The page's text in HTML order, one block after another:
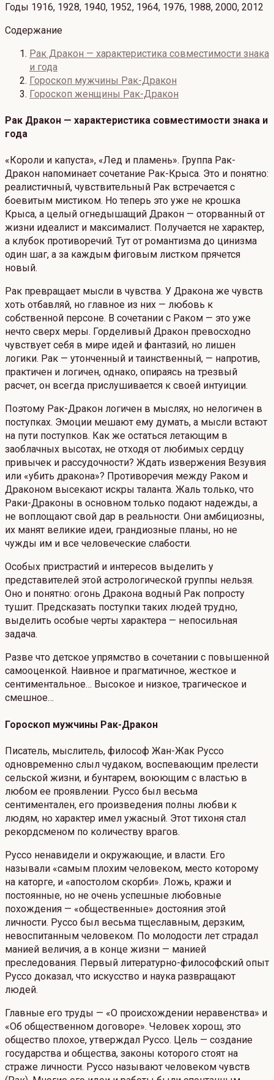
Годы 1916, 1928, 1940, 1952, 1964, 1976, 1988, 2000, 2012
Содержание
Рак Дракон — характеристика совместимости знака
и года
Гороскоп мужчины Рак-Дракон
Гороскоп женщины Рак-Дракон
Рак Дракон — характеристика совместимости знака и
года
«Короли и капуста», «Лед и пламень». Группа Рак-
Дракон напоминает сочетание Рак-Крыса. Это и понятно:
реалистичный, чувствительный Рак встречается с
боевитым мистиком. Но теперь это уже не крошка
Крыса, а целый огнедышащий Дракон — оторванный от
жизни идеалист и максималист. Получается не характер,
а клубок противоречий. Тут от романтизма до цинизма
один шаг, а за каждым фиговым листком прячется
новый.
Рак превращает мысли в чувства. У Дракона же чувств
хоть отбавляй, но главное из них — любовь к
собственной персоне. В сочетании с Раком — это уже
нечто сверх меры. Горделивый Дракон превосходно
чувствует себя в мире идей и фантазий, но лишен
логики. Рак — утонченный и таинственный, — напротив,
практичен и логичен, однако, опираясь на трезвый
расчет, он всегда прислушивается к своей интуиции.
Поэтому Рак-Дракон логичен в мыслях, но нелогичен в
поступках. Эмоции мешают ему думать, а мысли встают
на пути поступков. Как же остаться летающим в
заоблачных высотах, не отходя от любимых сердцу
привычек и рассудочности? Ждать извержения Везувия
или «убить дракона»? Противоречия между Раком и
Драконом высекают искры таланта. Жаль только, что
Раки-Драконы в основном только подают надежды, а
не воплощают свой дар в реальности. Они амбициозны,
их манят великие идеи, грандиозные планы, но не
чужды им и все человеческие слабости.
Особых пристрастий и интересов выделить у
представителей этой астрологической группы нельзя.
Оно и понятно: огонь Дракона водный Рак попросту
тушит. Предсказать поступки таких людей трудно,
выделить особые черты характера — непосильная
задача.
Разве что детское упрямство в сочетании с повышенной
самооценкой. Наивное и прагматичное, жесткое и
сентиментальное… Высокое и низкое, трагическое и
смешное…
Гороскоп мужчины Рак-Дракон
Писатель, мыслитель, философ Жан-Жак Руссо
одновременно слыл чудаком, воспевающим прелести
сельской жизни, и бунтарем, воюющим с властью в
любом ее проявлении. Руссо был весьма
сентиментален, его произведения полны любви к
людям, но характер имел ужасный. Этот тихоня стал
рекордсменом по количеству врагов.
Руссо ненавидели и окружающие, и власти. Его
называли «самым плохим человеком, место которому
на каторге, и «апостолом скорби». Ложь, кражи и
постоянные, но не очень успешные любовные
похождения — «общественные» достояния этой
личности. Руссо был весьма тщеславным, дерзким,
невоспитанным человеком. По молодости лет страдал
манией величия, а в конце жизни — манией
преследования. Первый литературно-философский опыт
Руссо доказал, что искусство и наука развращают
людей.
Главные его труды — «О происхождении неравенства» и
«Об общественном договоре». Человек хорош, это
общество плохое, утверждал Руссо. Цель — создание
государства и общества, законы которого стоят на
страже личности. Руссо называют человеком чувств